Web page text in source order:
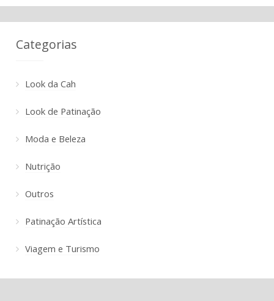
Categorias
Look da Cah
Look de Patinação
Moda e Beleza
Nutrição
Outros
Patinação Artística
Viagem e Turismo